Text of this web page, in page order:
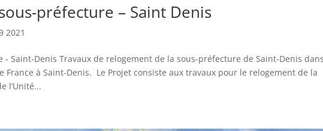
préfecture – Saint Denis
2021
- Saint-Denis Travaux de relogement de la sous-préfecture de Saint-Denis
France à Saint-Denis. Le Projet consiste aux travaux pour le relogement de la
l’Unité...